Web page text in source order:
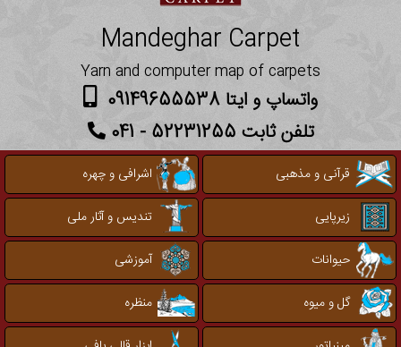
Mandeghar Carpet
Yarn and computer map of carpets
واتساپ و ایتا 09149655538
تلفن ثابت 52231255 - 041
قرآنی و مذهبی
اشرافی و چهره
زیرپایی
تندیس و آثار ملی
حیوانات
آموزشی
گل و میوه
منظره